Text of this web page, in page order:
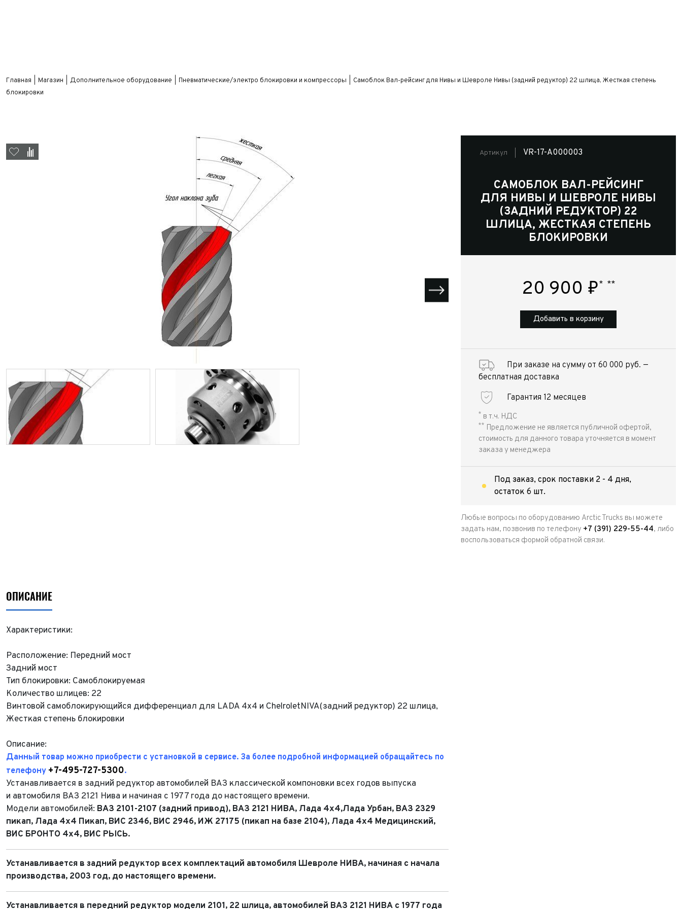
Главная Магазин Дополнительное оборудование Пневматические/электро блокировки и компрессоры
Самоблок Вал-рейсинг для Нивы и Шевроле Нивы (задний редуктор) 22 шлица, Жесткая степень
блокировки
Артикул VR-17-A000003
САМОБЛОК ВАЛ-РЕЙСИНГ
ДЛЯ НИВЫ И ШЕВРОЛЕ НИВЫ
(ЗАДНИЙ РЕДУКТОР) 22
ШЛИЦА, ЖЕСТКАЯ СТЕПЕНЬ
БЛОКИРОВКИ
20 900 ₽* **
Добавить в корзину
При заказе на сумму от 60 000 руб. —
бесплатная доставка
Гарантия 12 месяцев
* в т.ч. НДС
** Предложение не является публичной офертой,
стоимость для данного товара уточняется в момент
заказа у менеджера
Под заказ, срок поставки 2 - 4 дня,
остаток 6 шт.
Любые вопросы по оборудованию Arctic Trucks вы можете
задать нам, позвонив по телефону +7 (391) 229-55-44, либо
воспользоваться формой обратной связи.
ОПИСАНИЕ
Характеристики:
Расположение: Передний мост
Задний мост
Тип блокировки: Самоблокируемая
Количество шлицев: 22
Винтовой самоблокирующийся дифференциал для LADA 4x4 и ChelroletNIVA(задний редуктор) 22 шлица,
Жесткая степень блокировки
Описание:
Данный товар можно приобрести с установкой в сервисе. За более подробной информацией обращайтесь по
телефону +7-495-727-5300.
Устанавливается в задний редуктор автомобилей ВАЗ классической компоновки всех годов выпуска
и автомобиля ВАЗ 2121 Нива и начиная с 1977 года до настоящего времени.
Модели автомобилей: ВАЗ 2101-2107 (задний привод), ВАЗ 2121 НИВА, Лада 4х4,Лада Урбан, ВАЗ 2329
пикап, Лада 4х4 Пикап, ВИС 2346, ВИС 2946, ИЖ 27175 (пикап на базе 2104), Лада 4х4 Медицинский,
ВИС БРОНТО 4х4, ВИС РЫСЬ.
Устанавливается в задний редуктор всех комплектаций автомобиля Шевроле НИВА, начиная с начала
производства, 2003 год, до настоящего времени.
Устанавливается в передний редуктор модели 2101, 22 шлица, автомобилей ВАЗ 2121 НИВА с 1977 года
Обратная связь
Имя*
Телефон*
Выкуп авто
Телефон*
E-mail*
ФИО*
Телефон*